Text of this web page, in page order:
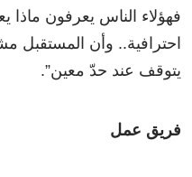
فهؤلاء الناس يعرفون ماذا
احترافية.. وأن المستقبل
يتوقف عند حدّ معين”.
فريق عمل